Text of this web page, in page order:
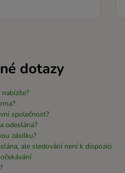
dotazy
společnost?
odeslána?
zásilku?
ale sledování není k dispozici